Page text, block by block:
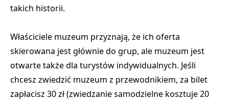
takich historii.
Właściciele muzeum przyznają, że ich oferta
skierowana jest głównie do grup, ale muzeum jest
otwarte także dla turystów indywidualnych. Jeśli
chcesz zwiedzić muzeum z przewodnikiem, za bilet
zapłacisz 30 zł (zwiedzanie samodzielne kosztuje 20